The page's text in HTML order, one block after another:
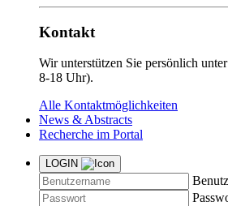
Kontakt
Wir unterstützen Sie persönlich unter
8-18 Uhr).
Alle Kontaktmöglichkeiten
News & Abstracts
Recherche im Portal
LOGIN